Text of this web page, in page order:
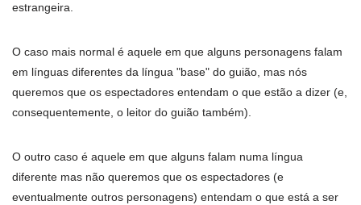
estrangeira.
O caso mais normal é aquele em que alguns personagens falam
em línguas diferentes da língua "base" do guião, mas nós
queremos que os espectadores entendam o que estão a dizer (e,
consequentemente, o leitor do guião também).
O outro caso é aquele em que alguns falam numa língua
diferente mas não queremos que os espectadores (e
eventualmente outros personagens) entendam o que está a ser